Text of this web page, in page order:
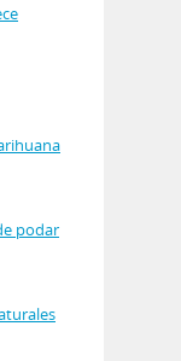
podar